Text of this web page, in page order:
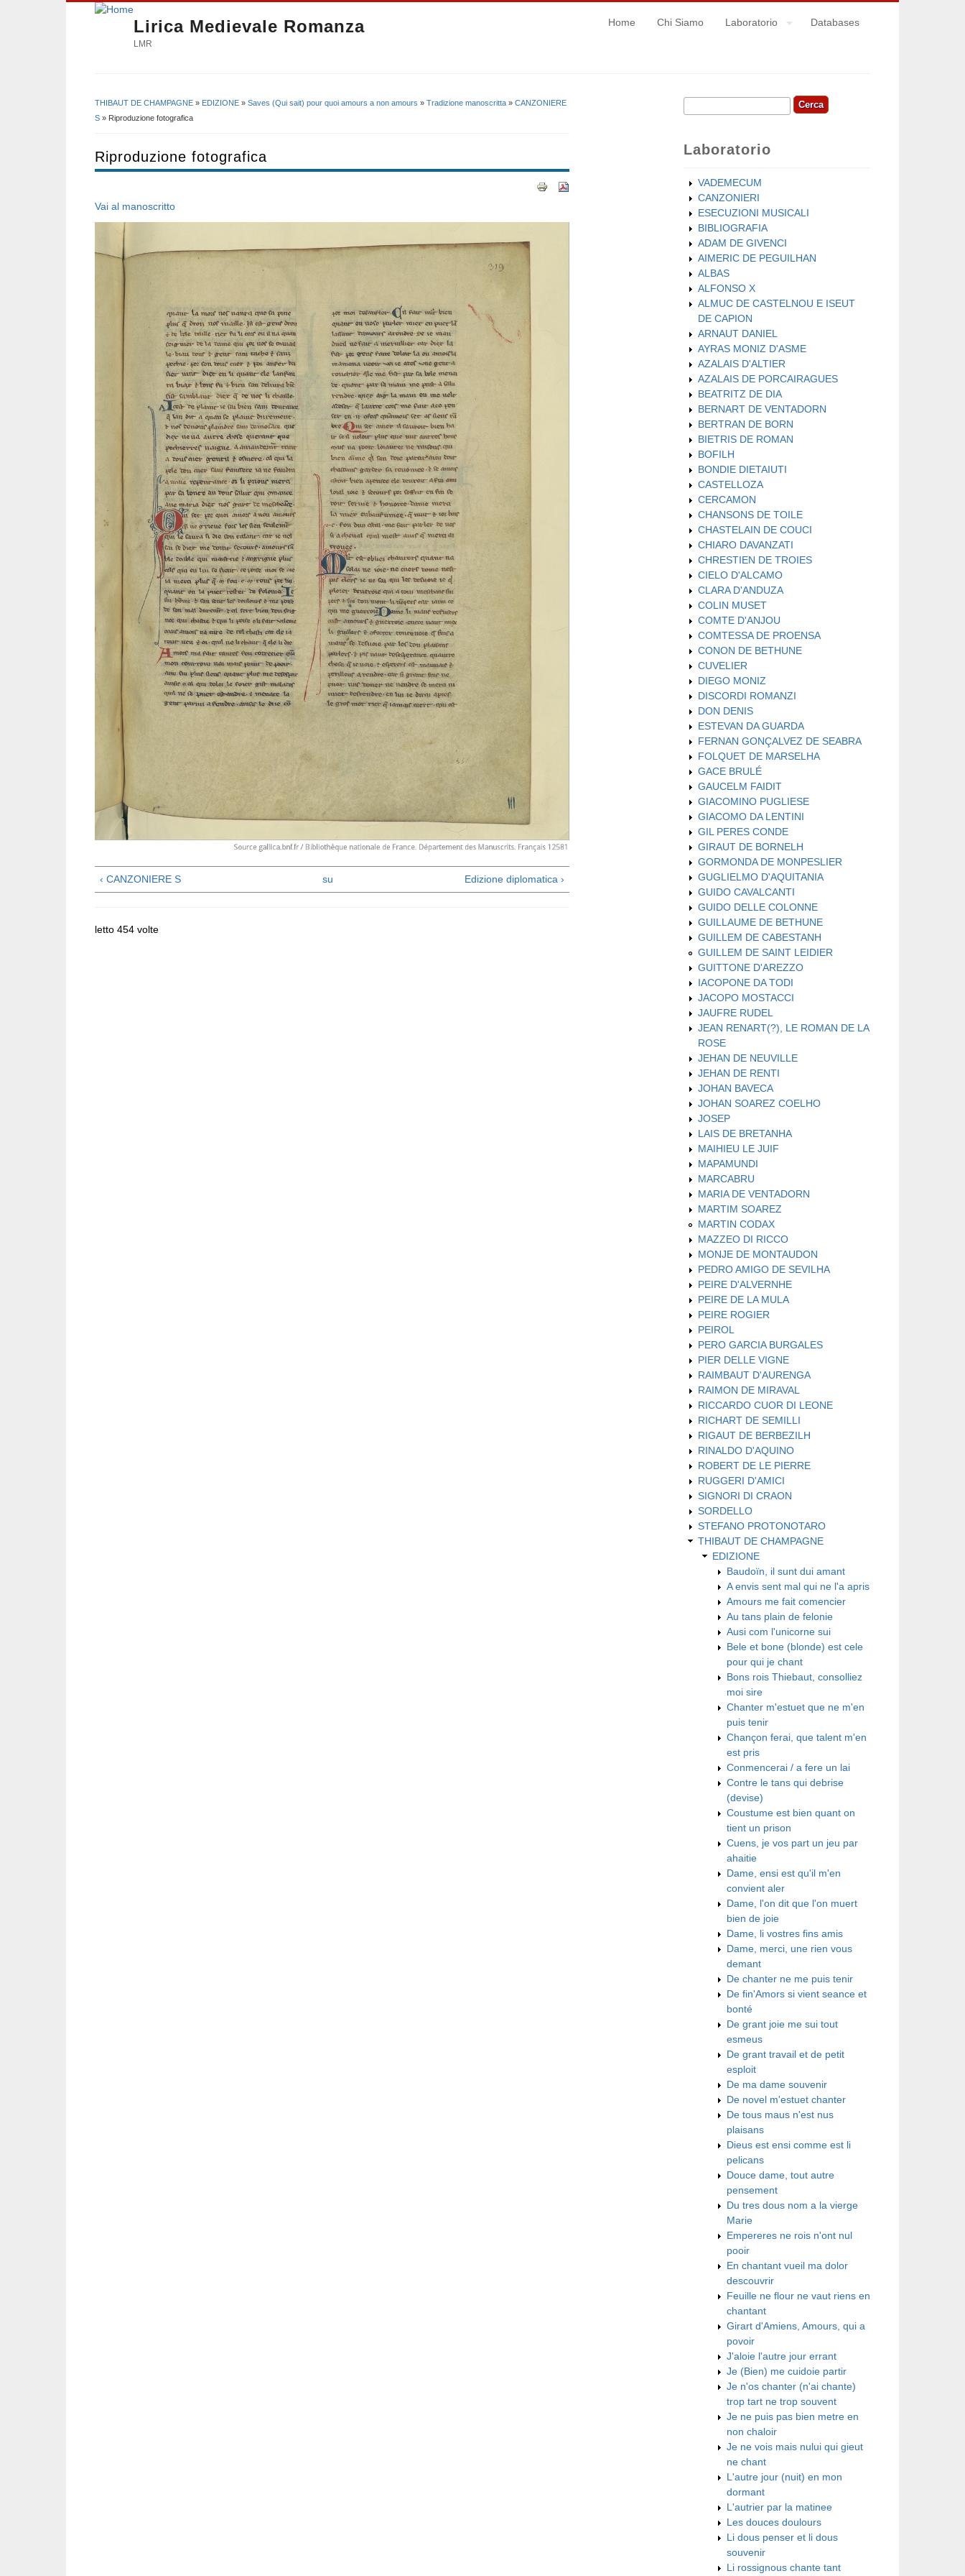
Lirica Medievale Romanza
LMR
Home Chi Siamo Laboratorio Databases
Tu sei qui
THIBAUT DE CHAMPAGNE » EDIZIONE » Saves (Qui sait) pour quoi amours a non amours » Tradizione manoscritta » CANZONIERE
S » Riproduzione fotografica
Riproduzione fotografica
Vai al manoscritto
‹ CANZONIERE S su Edizione diplomatica ›
letto 454 volte
Form di ricerca
Cerca
Laboratorio
VADEMECUM
CANZONIERI
ESECUZIONI MUSICALI
BIBLIOGRAFIA
ADAM DE GIVENCI
AIMERIC DE PEGUILHAN
ALBAS
ALFONSO X
ALMUC DE CASTELNOU E ISEUT
DE CAPION
ARNAUT DANIEL
AYRAS MONIZ D'ASME
AZALAIS D'ALTIER
AZALAIS DE PORCAIRAGUES
BEATRITZ DE DIA
BERNART DE VENTADORN
BERTRAN DE BORN
BIETRIS DE ROMAN
BOFILH
BONDIE DIETAIUTI
CASTELLOZA
CERCAMON
CHANSONS DE TOILE
CHASTELAIN DE COUCI
CHIARO DAVANZATI
CHRESTIEN DE TROIES
CIELO D'ALCAMO
CLARA D'ANDUZA
COLIN MUSET
COMTE D'ANJOU
COMTESSA DE PROENSA
CONON DE BETHUNE
CUVELIER
DIEGO MONIZ
DISCORDI ROMANZI
DON DENIS
ESTEVAN DA GUARDA
FERNAN GONÇALVEZ DE SEABRA
FOLQUET DE MARSELHA
GACE BRULÉ
GAUCELM FAIDIT
GIACOMINO PUGLIESE
GIACOMO DA LENTINI
GIL PERES CONDE
GIRAUT DE BORNELH
GORMONDA DE MONPESLIER
GUGLIELMO D'AQUITANIA
GUIDO CAVALCANTI
GUIDO DELLE COLONNE
GUILLAUME DE BETHUNE
GUILLEM DE CABESTANH
GUILLEM DE SAINT LEIDIER
GUITTONE D'AREZZO
IACOPONE DA TODI
JACOPO MOSTACCI
JAUFRE RUDEL
JEAN RENART(?), LE ROMAN DE LA
ROSE
JEHAN DE NEUVILLE
JEHAN DE RENTI
JOHAN BAVECA
JOHAN SOAREZ COELHO
JOSEP
LAIS DE BRETANHA
MAIHIEU LE JUIF
MAPAMUNDI
MARCABRU
MARIA DE VENTADORN
MARTIM SOAREZ
MARTIN CODAX
MAZZEO DI RICCO
MONJE DE MONTAUDON
PEDRO AMIGO DE SEVILHA
PEIRE D'ALVERNHE
PEIRE DE LA MULA
PEIRE ROGIER
PEIROL
PERO GARCIA BURGALES
PIER DELLE VIGNE
RAIMBAUT D'AURENGA
RAIMON DE MIRAVAL
RICCARDO CUOR DI LEONE
RICHART DE SEMILLI
RIGAUT DE BERBEZILH
RINALDO D'AQUINO
ROBERT DE LE PIERRE
RUGGERI D'AMICI
SIGNORI DI CRAON
SORDELLO
STEFANO PROTONOTARO
THIBAUT DE CHAMPAGNE
EDIZIONE
Baudoïn, il sunt dui amant
A envis sent mal qui ne l'a apris
Amours me fait comencier
Au tans plain de felonie
Ausi com l'unicorne sui
Bele et bone (blonde) est cele
pour qui je chant
Bons rois Thiebaut, consolliez
moi sire
Chanter m'estuet que ne m'en
puis tenir
Chançon ferai, que talent m'en
est pris
Conmencerai / a fere un lai
Contre le tans qui debrise
(devise)
Coustume est bien quant on
tient un prison
Cuens, je vos part un jeu par
ahaitie
Dame, ensi est qu'il m'en
convient aler
Dame, l'on dit que l'on muert
bien de joie
Dame, li vostres fins amis
Dame, merci, une rien vous
demant
De chanter ne me puis tenir
De fin'Amors si vient seance et
bonté
De grant joie me sui tout
esmeus
De grant travail et de petit
esploit
De ma dame souvenir
De novel m'estuet chanter
De tous maus n'est nus
plaisans
Dieus est ensi comme est li
pelicans
Douce dame, tout autre
pensement
Du tres dous nom a la vierge
Marie
Empereres ne rois n'ont nul
pooir
En chantant vueil ma dolor
descouvrir
Feuille ne flour ne vaut riens en
chantant
Girart d'Amiens, Amours, qui a
povoir
J'aloie l'autre jour errant
Je (Bien) me cuidoie partir
Je n'os chanter (n'ai chante)
trop tart ne trop souvent
Je ne puis pas bien metre en
non chaloir
Je ne vois mais nului qui gieut
ne chant
L'autre jour (nuit) en mon
dormant
L'autrier par la matinee
Les douces doulours
Li dous penser et li dous
souvenir
Li rossignous chante tant